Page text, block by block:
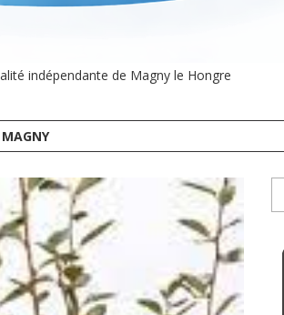
indépendante de Magny le Hongre